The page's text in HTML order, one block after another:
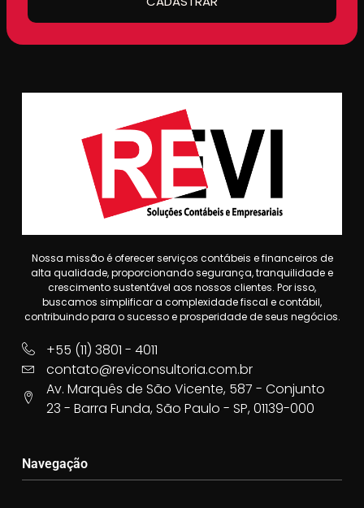
Nossa missão é oferecer serviços contábeis e financeiros de
alta qualidade, proporcionando segurança, tranquilidade e
crescimento sustentável aos nossos clientes. Por isso,
buscamos simplificar a complexidade fiscal e contábil,
contribuindo para o sucesso e prosperidade de seus negócios.
+55 (11) 3801 - 4011
contato@reviconsultoria.com.br
Av. Marquês de São Vicente, 587 - Conjunto
23 - Barra Funda, São Paulo - SP, 01139-000
Navegação